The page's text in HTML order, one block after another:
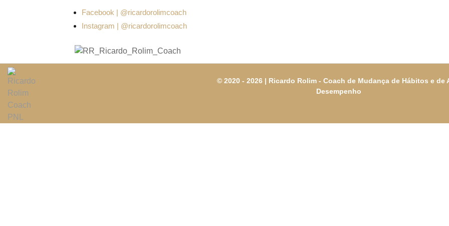
Facebook | @ricardorolimcoach
Instagram | @ricardorolimcoach
© 2020 - 2026 | Ricardo Rolim - Coach de Mudança de Hábitos e de
Desempenho